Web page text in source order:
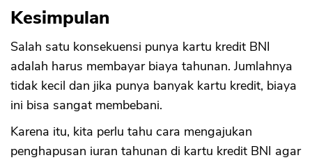
Kesimpulan
Salah satu konsekuensi punya kartu kredit BNI
adalah harus membayar biaya tahunan. Jumlahnya
tidak kecil dan jika punya banyak kartu kredit, biaya
ini bisa sangat membebani.
Karena itu, kita perlu tahu cara mengajukan
penghapusan iuran tahunan di kartu kredit BNI agar